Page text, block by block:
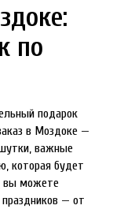
по
подарок
в Моздоке —
важные
которая будет
вы можете
— от